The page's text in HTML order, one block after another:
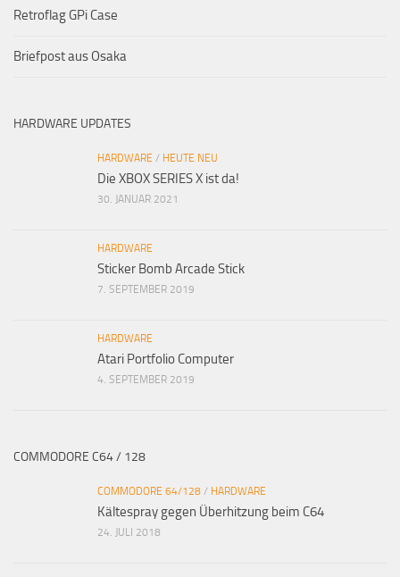
Retroflag GPi Case
Briefpost aus Osaka
HARDWARE UPDATES
HARDWARE / HEUTE NEU
Die XBOX SERIES X ist da!
30. JANUAR 2021
HARDWARE
Sticker Bomb Arcade Stick
7. SEPTEMBER 2019
HARDWARE
Atari Portfolio Computer
4. SEPTEMBER 2019
COMMODORE C64 / 128
COMMODORE 64/128 / HARDWARE
Kältespray gegen Überhitzung beim C64
24. JULI 2018